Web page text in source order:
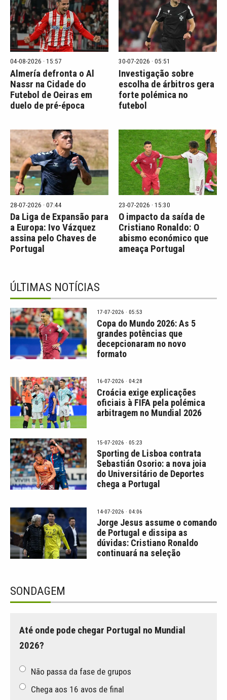
04-08-2026 · 15:57
Almería defronta o Al
Nassr na Cidade do
Futebol de Oeiras em
duelo de pré-época
30-07-2026 · 05:51
Investigação sobre
escolha de árbitros gera
forte polémica no
futebol
28-07-2026 · 07:44
Da Liga de Expansão para
a Europa: Ivo Vázquez
assina pelo Chaves de
Portugal
23-07-2026 · 15:30
O impacto da saída de
Cristiano Ronaldo: O
abismo económico que
ameaça Portugal
ÚLTIMAS NOTÍCIAS
17-07-2026 · 05:53
Copa do Mundo 2026: As 5
grandes potências que
decepcionaram no novo
formato
16-07-2026 · 04:28
Croácia exige explicações
oficiais à FIFA pela polémica
arbitragem no Mundial 2026
15-07-2026 · 05:23
Sporting de Lisboa contrata
Sebastián Osorio: a nova joia
do Universitário de Deportes
chega a Portugal
14-07-2026 · 04:06
Jorge Jesus assume o comando
de Portugal e dissipa as
dúvidas: Cristiano Ronaldo
continuará na seleção
SONDAGEM
Até onde pode chegar Portugal no Mundial
2026?
Não passa da fase de grupos
Chega aos 16 avos de final